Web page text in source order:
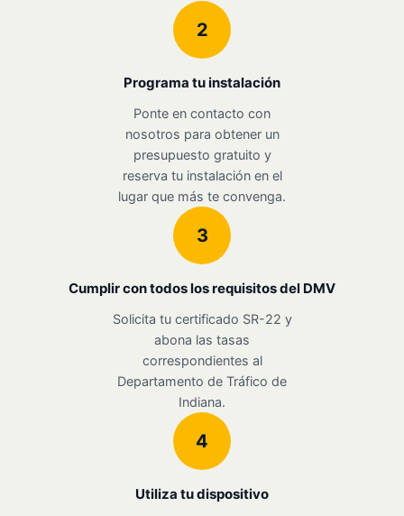
2
Programa tu instalación
Ponte en contacto con
nosotros para obtener un
presupuesto gratuito y
reserva tu instalación en el
lugar que más te convenga.
3
Cumplir con todos los requisitos del DMV
Solicita tu certificado SR-22 y
abona las tasas
correspondientes al
Departamento de Tráfico de
Indiana.
4
Utiliza tu dispositivo